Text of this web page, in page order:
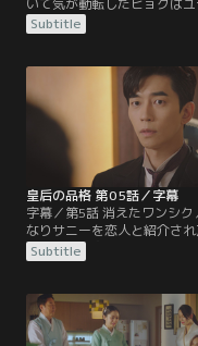
われるがまま死体を道に捨て
島を脱出。そこへ王室から電
話があったと言われ、焦った
アリバイを作るためある作戦
する。
Subtitle
皇后の品格 第05話／字幕
字幕／第5話 消えたワンシク
なりサニーを恋人と紹介され
ヒョクは、太后がサニーの実
金を渡したと聞き、ますます
倒れていたワンシクをある
見。そこへピルジュがワン
しに来る。
Subtitle